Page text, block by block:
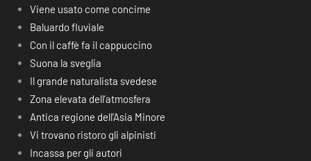
Viene usato come concime
Baluardo fluviale
Con il caffè fa il cappuccino
Suona la sveglia
Il grande naturalista svedese
Zona elevata dell’atmosfera
Antica regione dell’Asia Minore
Vi trovano ristoro gli alpinisti
Incassa per gli autori